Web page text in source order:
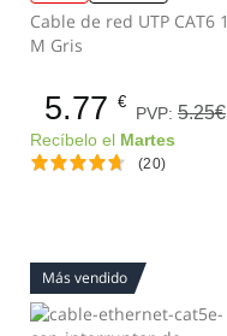
Cable de red UTP CAT6 1
M Gris
5.77 €
PVP: 5.25€
Recíbelo el Martes
(20)
Más vendido